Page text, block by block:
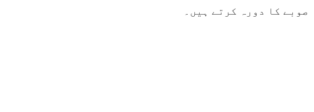
صوبے کا دورہ کرتے ہیں۔